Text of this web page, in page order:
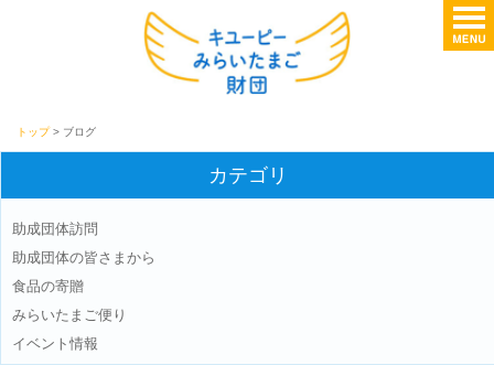
トップ> ブログ
カテゴリ
助成団体訪問
助成団体の皆さまから
食品の寄贈
みらいたまご便り
イベント情報